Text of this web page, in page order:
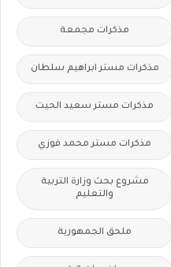
مذكرات مجمعة
مذكرات مستر ابراهيم سلطان
مذكرات مستر سعيد الحيت
مذكرات مستر محمد فوزي
مشروع بحث وزارة التربية
والتعليم
ملحق الجمهورية